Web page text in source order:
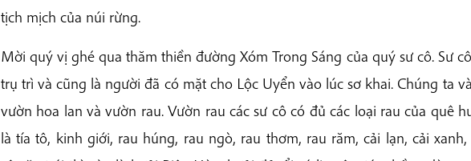
tịch mịch của núi rừng.
Mời quý vị ghé qua thăm thiền đường Xóm Trong Sáng của quý sư cô. Sư
trụ trì và cũng là người đã có mặt cho Lộc Uyển vào lúc sơ khai. Chúng ta
vườn hoa lan và vườn rau. Vườn rau các sư cô có đủ các loại rau của quê
là tía tô, kinh giới, rau húng, rau ngò, rau thơm, rau răm, cải lạn, cải xanh,